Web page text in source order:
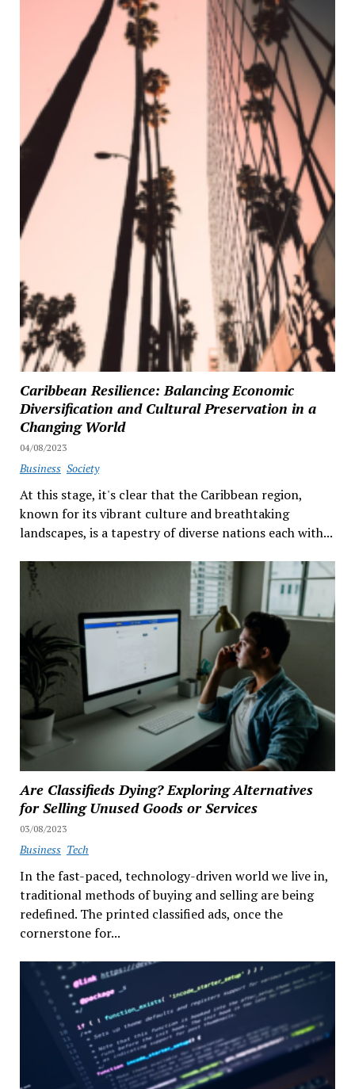
Caribbean Resilience: Balancing Economic
Diversification and Cultural Preservation in a
Changing World
04/08/2023
Business Society
At this stage, it's clear that the Caribbean region,
known for its vibrant culture and breathtaking
landscapes, is a tapestry of diverse nations each with...
Are Classifieds Dying? Exploring Alternatives
for Selling Unused Goods or Services
03/08/2023
Business Tech
In the fast-paced, technology-driven world we live in,
traditional methods of buying and selling are being
redefined. The printed classified ads, once the
cornerstone for...